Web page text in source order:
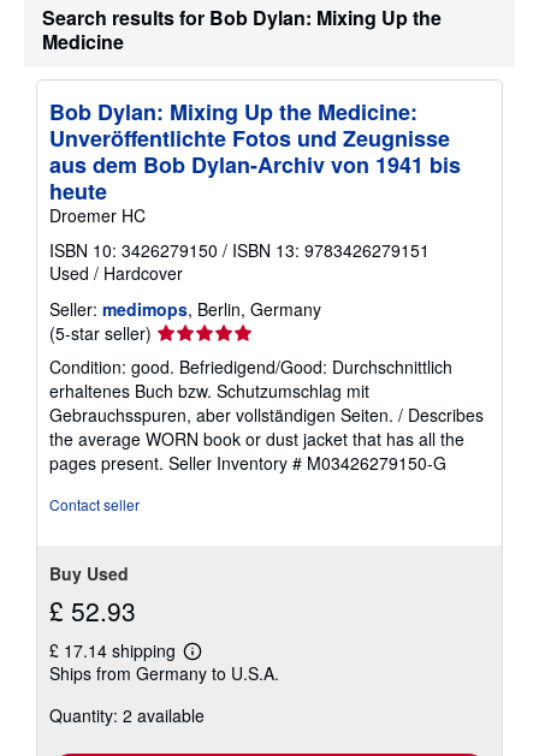
t
s
p
p
i
n
g
r
s
Search results for Bob Dylan: Mixing Up the
Medicine
Bob Dylan: Mixing Up the Medicine:
Unveröffentlichte Fotos und Zeugnisse
aus dem Bob Dylan-Archiv von 1941 bis
heute
Droemer HC
ISBN 10: 3426279150 / ISBN 13: 9783426279151
Used / Hardcover
Seller: medimops, Berlin, Germany
(5-star seller) Seller
rating
5
out
of
5
stars
Condition: good. Befriedigend/Good: Durchschnittlich
erhaltenes Buch bzw. Schutzumschlag mit
Gebrauchsspuren, aber vollständigen Seiten. / Describes
the average WORN book or dust jacket that has all the
pages present. Seller Inventory # M03426279150-G
Contact seller
Buy Used
£ 52.93
£ 17.14 shipping
Learn
more
shipping
Ships from Germany to U.S.A.
Quantity: 2 available